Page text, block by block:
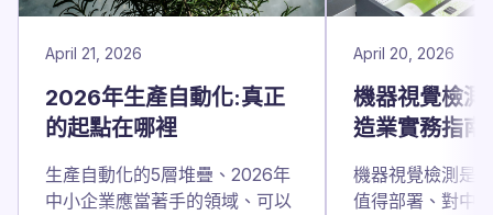
April 21, 2026
2026年生產自動化:真正
的起點在哪裡
生產自動化的5層堆疊、2026年
中小企業應當著手的領域、可以
April 20, 2026
機器視覺檢
造業實務指南
機器視覺檢測是
值得部署、對中